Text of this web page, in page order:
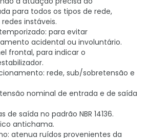
para todos os tipos de rede,
instáveis.
para evitar
acidental ou involuntário.
frontal, para indicar o
rede, sub/sobretensão e
nominal de entrada e de saída
saída no padrão NBR 14136.
antichama.
atenua ruídos provenientes da